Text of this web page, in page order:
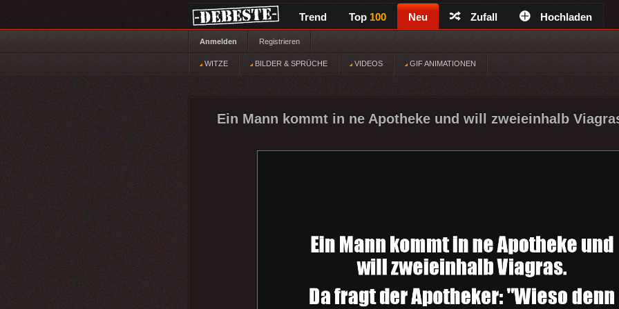
Trend Top 100 Neu Zufall Hochladen
Anmelden Registrieren
WITZE BILDER & SPRÜCHE VIDEOS GIF ANIMATIONEN
Ein Mann kommt in ne Apotheke und will zweieinhalb